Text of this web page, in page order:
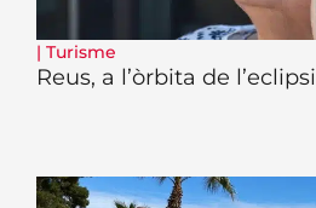
| Turisme
Reus, a l’òrbita de l’eclipsi